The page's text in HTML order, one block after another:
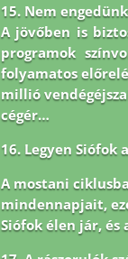
15. Nem
A jövőben is
programok
folyamatos
millió
cégér…
16. Legyen Siófok
A mostani
mindennapjait,
Siófok élen jár, és